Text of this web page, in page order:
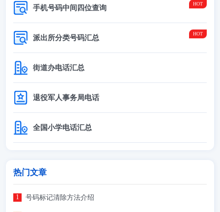
手机号码中间四位查询
派出所分类号码汇总
街道办电话汇总
退役军人事务局电话
全国小学电话汇总
热门文章
号码标记清除方法介绍